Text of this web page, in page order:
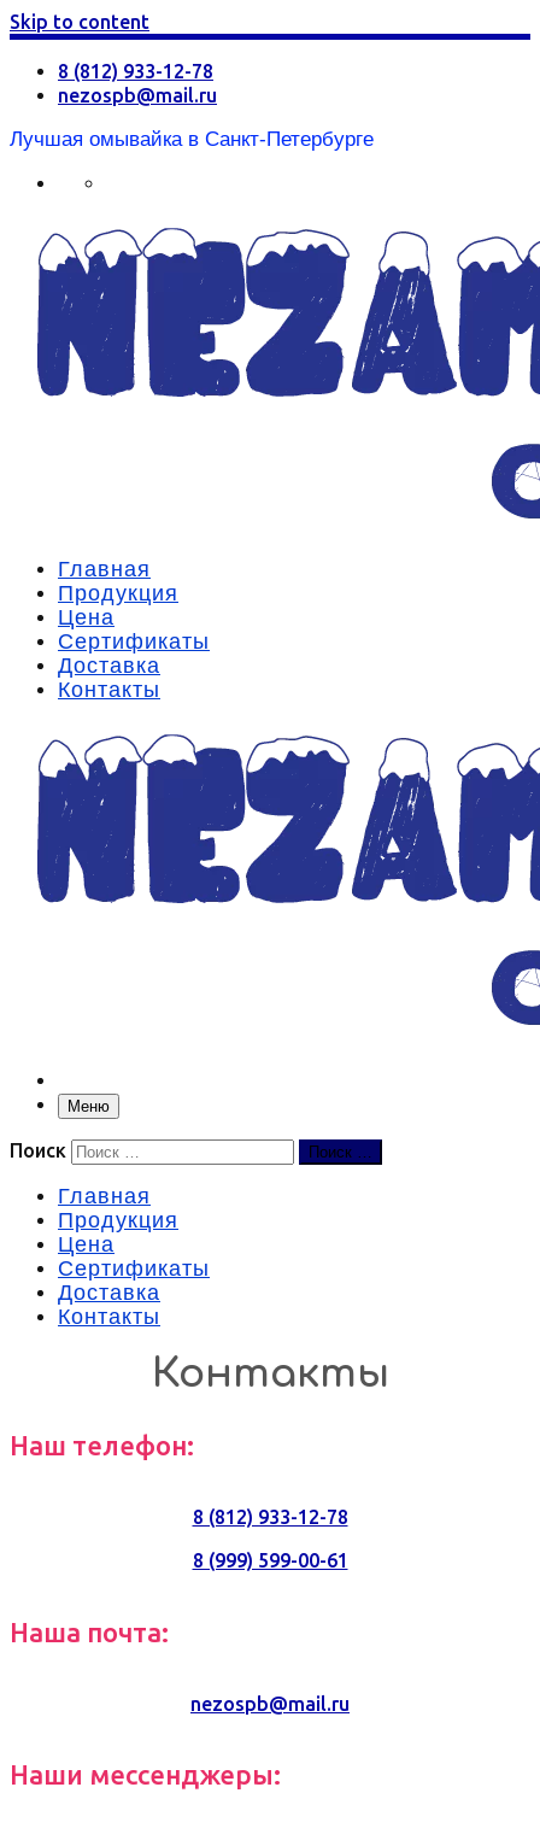
Skip to content
8 (812) 933-12-78
nezospb@mail.ru
Лучшая омывайка в Санкт-Петербурге
Главная
Продукция
Цена
Сертификаты
Доставка
Контакты
Меню
Поиск Поиск …
Главная
Продукция
Цена
Сертификаты
Доставка
Контакты
Контакты
Наш телефон:
8 (812) 933-12-78
8 (999) 599-00-61
Наша почта:
nezospb@mail.ru
Наши мессенджеры: